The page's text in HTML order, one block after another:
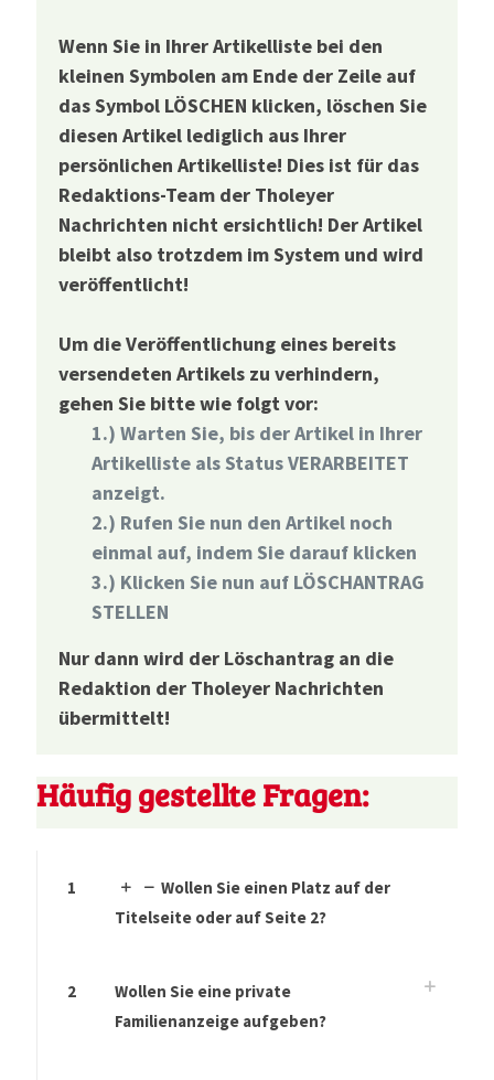
Wenn Sie in Ihrer Artikelliste bei den
kleinen Symbolen am Ende der Zeile auf
das Symbol LÖSCHEN klicken, löschen Sie
diesen Artikel lediglich aus Ihrer
persönlichen Artikelliste! Dies ist für das
Redaktions-Team der Tholeyer
Nachrichten nicht ersichtlich! Der Artikel
bleibt also trotzdem im System und wird
veröffentlicht!
Um die Veröffentlichung eines bereits
versendeten Artikels zu verhindern,
gehen Sie bitte wie folgt vor:
1.) Warten Sie, bis der Artikel in Ihrer
Artikelliste als Status VERARBEITET
anzeigt.
2.) Rufen Sie nun den Artikel noch
einmal auf, indem Sie darauf klicken
3.) Klicken Sie nun auf LÖSCHANTRAG
STELLEN
Nur dann wird der Löschantrag an die
Redaktion der Tholeyer Nachrichten
übermittelt!
Häufig gestellte Fragen:
1
Wollen Sie einen Platz auf der
Titelseite oder auf Seite 2?
2
Wollen Sie eine private
Familienanzeige aufgeben?